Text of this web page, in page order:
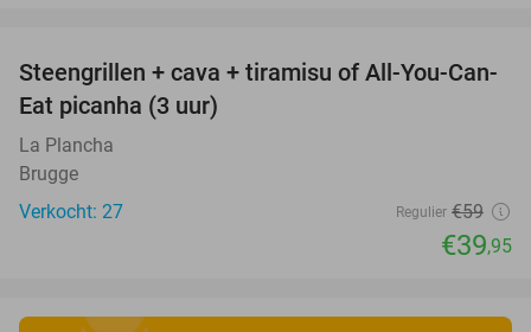
32%
Steengrillen + cava + tiramisu of All-You-Can-
Eat picanha (3 uur)
La Plancha
Brugge
Verkocht: 27
Regulier €59
€39,95